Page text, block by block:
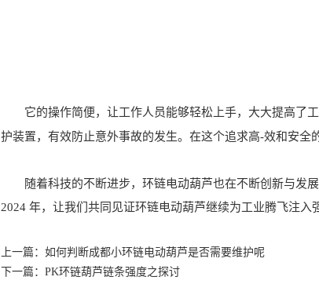
它的操作简便，让工作人员能够轻松上手，大大提高了工
护装置，有效防止意外事故的发生。在这个追求高-效和安全
随着科技的不断进步，环链电动葫芦也在不断创新与发展
2024 年，让我们共同见证环链电动葫芦继续为工业腾飞注入
上一篇： 如何判断成都小环链电动葫芦是否需要维护呢
下一篇： PK环链葫芦链条强度之探讨